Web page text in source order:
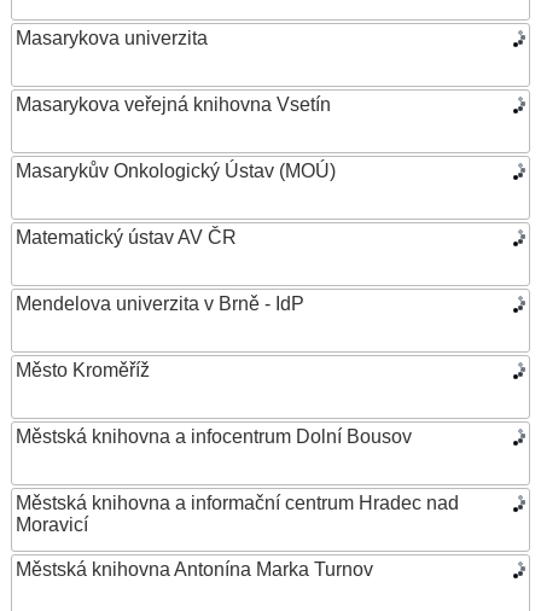
Masarykova univerzita
Masarykova veřejná knihovna Vsetín
Masarykův Onkologický Ústav (MOÚ)
Matematický ústav AV ČR
Mendelova univerzita v Brně - IdP
Město Kroměříž
Městská knihovna a infocentrum Dolní Bousov
Městská knihovna a informační centrum Hradec nad
Moravicí
Městská knihovna Antonína Marka Turnov